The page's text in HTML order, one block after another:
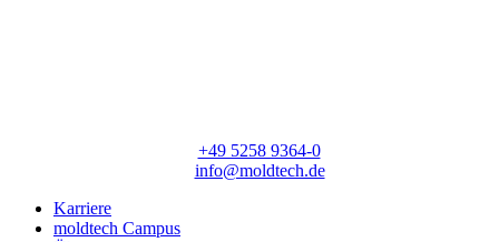
+49 5258 9364-0
info@moldtech.de
Karriere
moldtech Campus